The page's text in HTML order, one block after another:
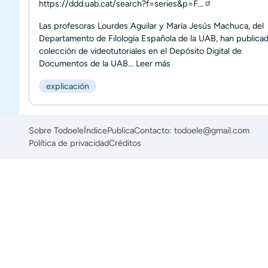
https://ddd.uab.cat/search?f=series&p=F…
Las profesoras Lourdes Aguilar y María Jesús Machuca, del
Departamento de Filología Española de la UAB, han
colección de videotutoriales en el Depósito Digital de
Documentos de la UAB... Leer más
explicación
Sobre TodoeleÍndicePublicaContacto: todoele@gmail.com
Política de privacidadCréditos